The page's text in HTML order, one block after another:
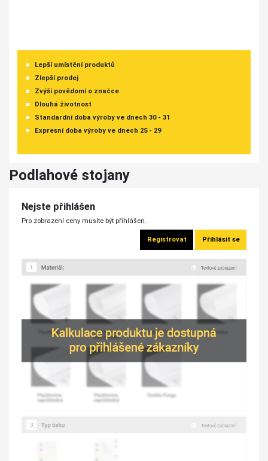
Lepší umístění produktů
Zlepší prodej
Zvýší povědomí o značce
Dlouhá životnost
Standardní doba výroby ve dnech 30 - 31
Expresní doba výroby ve dnech 25 - 29
Podlahové stojany
Nejste přihlášen
Pro zobrazení ceny musíte být přihlášen.
Registrovat Přihlásit se